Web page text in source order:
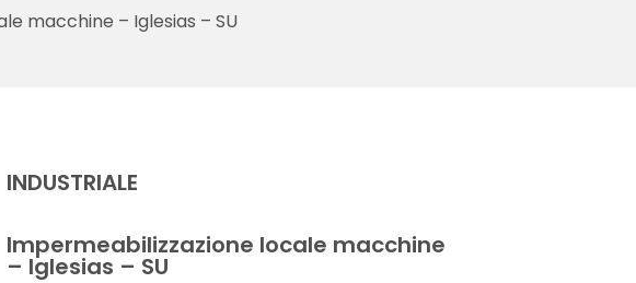
macchine – Iglesias – SU
INDUSTRIALE
Impermeabilizzazione locale macchine
– Iglesias – SU